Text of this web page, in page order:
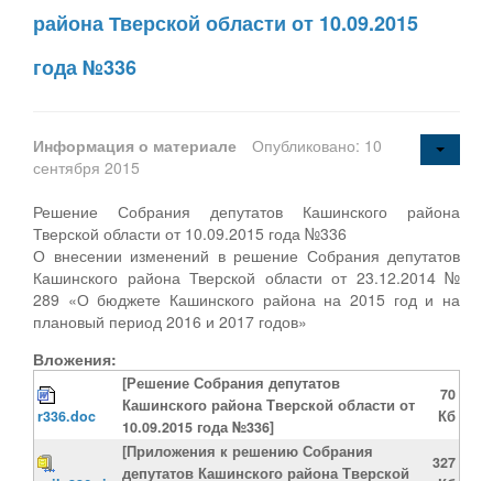
района Тверской области от 10.09.2015
года №336
Информация о материале
Опубликовано: 10
сентября 2015
Решение Собрания депутатов Кашинского района
Тверской области от 10.09.2015 года №336
О внесении изменений в решение Собрания депутатов
Кашинского района Тверской области от 23.12.2014 №
289 «О бюджете Кашинского района на 2015 год и на
плановый период 2016 и 2017 годов»
Вложения:
r336.doc
[Решение Собрания депутатов
Кашинского района Тверской области от
10.09.2015 года №336]
70
Кб
[Приложения к решению Собрания
депутатов Кашинского района Тверской
327